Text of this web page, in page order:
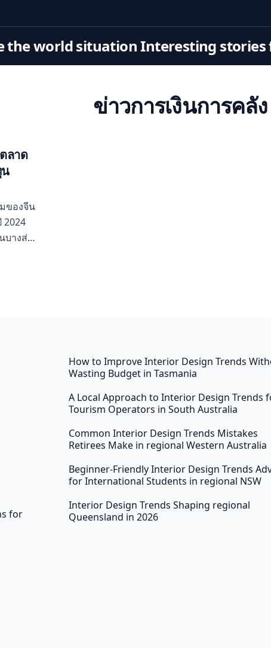
the world situation Interesting
ข่าวการเงินการคลัง
ลาด
ของจีน
2024
างส่วน
การ
เกิด
อง
ใน
ม
ไรใน
งยืน
มภาค
าพันธ์
–
นเฟ้อ
ตรฐาน
for
How to Improve Interior Design Trends
Wasting Budget in Tasmania
A Local Approach to Interior Design Trends
Tourism Operators in South Australia
Common Interior Design Trends Mistakes
Retirees Make in regional Western Australia
Beginner-Friendly Interior Design Trends
for International Students in regional NSW
Interior Design Trends Shaping regional
Queensland in 2026